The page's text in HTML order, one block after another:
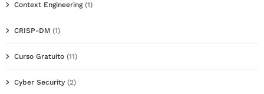
Context Engineering(1)
CRISP-DM (1)
Curso Gratuito (11)
Cyber Security (2)